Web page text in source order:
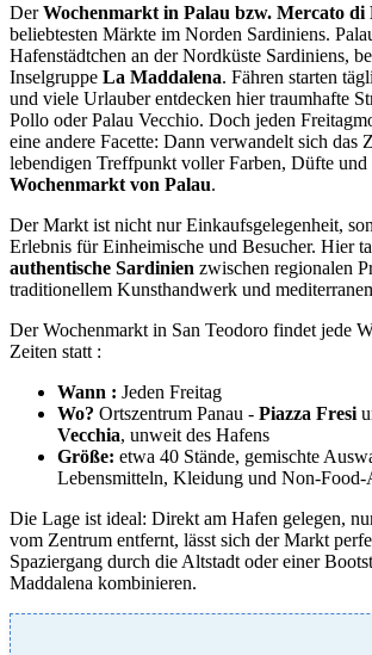
DerWochenmarkt in Palau bzw. Mercato di
beliebtesten Märkte im Norden Sardiniens.
Hafenstädtchen an der Nordküste Sardiniens,
Inselgruppe La Maddalena. Fähren starten
und viele Urlauber entdecken hier traumhafte
Pollo oder Palau Vecchio. Doch jeden
eine andere Facette: Dann verwandelt sich das
lebendigen Treffpunkt voller Farben, Düfte und
Wochenmarkt von Palau.
Der Markt ist nicht nur Einkaufsgelegenheit,
Erlebnis für Einheimische und Besucher. Hier
authentische Sardinien zwischen regionalen
traditionellem Kunsthandwerk und
Der Wochenmarkt in San Teodoro findet jede
Zeiten statt :
Wann : Jeden Freitag
Wo? Ortszentrum Panau - Piazza Fresi
Vecchia, unweit des Hafens
Größe: etwa 40 Stände, gemischte
Lebensmitteln, Kleidung und Non-
Die Lage ist ideal: Direkt am Hafen gelegen,
vom Zentrum entfernt, lässt sich der Markt
Spaziergang durch die Altstadt oder einer
Maddalena kombinieren.